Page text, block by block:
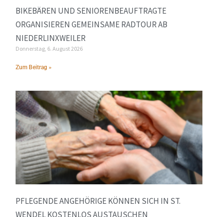
BIKEBÄREN UND SENIORENBEAUFTRAGTE
ORGANISIEREN GEMEINSAME RADTOUR AB
NIEDERLINXWEILER
Donnerstag, 6. August 2026
Zum Beitrag »
PFLEGENDE ANGEHÖRIGE KÖNNEN SICH IN ST.
WENDEL KOSTENLOS AUSTAUSCHEN